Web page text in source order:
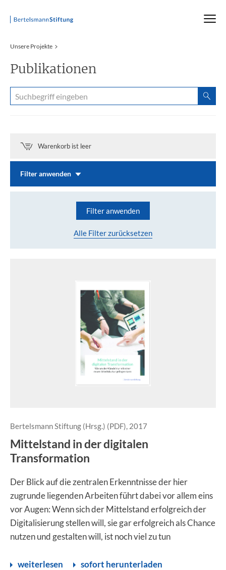
Startseite
Unsere Projekte
Publikationen
Warenkorb ist leer
Filter anwenden
Filter anwenden
Alle Filter zurücksetzen
Bertelsmann Stiftung (Hrsg.) (PDF), 2017
Mittelstand in der digitalen
Transformation
Der Blick auf die zentralen Erkenntnisse der hier
zugrunde liegenden Arbeiten führt dabei vor allem eins
vor Augen: Wenn sich der Mittelstand erfolgreich der
Digitalisierung stellen will, sie gar erfolgreich als Chance
nutzen und gestalten will, ist noch viel zu tun
weiterlesen sofort herunterladen